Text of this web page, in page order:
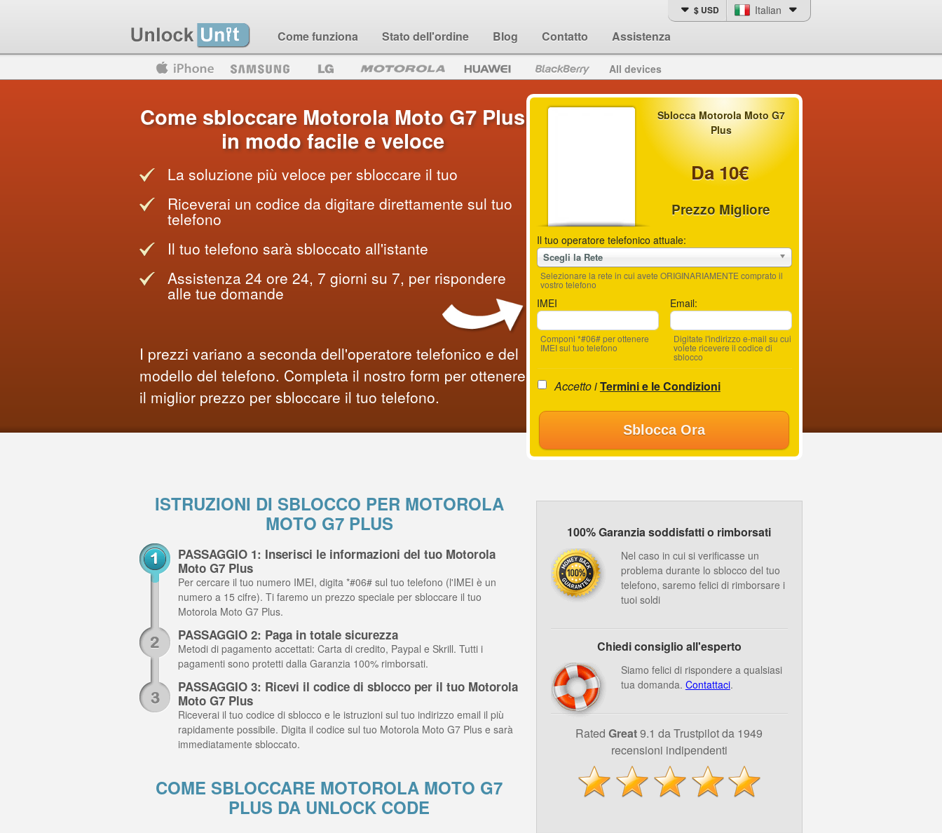
Come funziona Stato dell'ordine Blog Contatto Assistenza
$ USD Italian
Blackberry All devices
Sblocca Motorola Moto G7
Plus
Da 10€
Prezzo Migliore
Il tuo operatore telefonico attuale:
Scegli la Rete
Selezionare la rete in cui avete ORIGINARIAMENTE comprato il
vostro telefono
IMEI
Componi *#06# per ottenere
IMEI sul tuo telefono
Email:
Digitate l'indirizzo e-mail su cui
volete ricevere il codice di
sblocco
Accetto iTermini e le Condizioni
Sblocca Ora
Come sbloccare Motorola Moto G7 Plus
in modo facile e veloce
La soluzione più veloce per sbloccare il tuo
Riceverai un codice da digitare direttamente sul tuo
telefono
Il tuo telefono sarà sbloccato all'istante
Assistenza 24 ore 24, 7 giorni su 7, per rispondere
alle tue domande
I prezzi variano a seconda dell'operatore telefonico e del
modello del telefono. Completa il nostro form per ottenere
il miglior prezzo per sbloccare il tuo telefono.
ISTRUZIONI DI SBLOCCO PER MOTOROLA
MOTO G7 PLUS
PASSAGGIO 1: Inserisci le informazioni del tuo Motorola
Moto G7 Plus
Per cercare il tuo numero IMEI, digita *#06# sul tuo telefono (l'IMEI è un
numero a 15 cifre). Ti faremo un prezzo speciale per sbloccare il tuo
Motorola Moto G7 Plus.
PASSAGGIO 2: Paga in totale sicurezza
Metodi di pagamento accettati: Carta di credito, Paypal e Skrill. Tutti i
pagamenti sono protetti dalla Garanzia 100% rimborsati.
PASSAGGIO 3: Ricevi il codice di sblocco per il tuo Motorola
Moto G7 Plus
Riceverai il tuo codice di sblocco e le istruzioni sul tuo indirizzo email il più
rapidamente possibile. Digita il codice sul tuo Motorola Moto G7 Plus e sarà
immediatamente sbloccato.
COME SBLOCCARE MOTOROLA MOTO G7
PLUS DA UNLOCK CODE
100% Garanzia soddisfatti o rimborsati
Nel caso in cui si verificasse un
problema durante lo sblocco del tuo
telefono, saremo felici di rimborsare i
tuoi soldi
Chiedi consiglio all'esperto
Siamo felici di rispondere a qualsiasi
tua domanda. Contattaci.
RatedGreat9.1 da Trustpilot da 1949
recensioni indipendenti